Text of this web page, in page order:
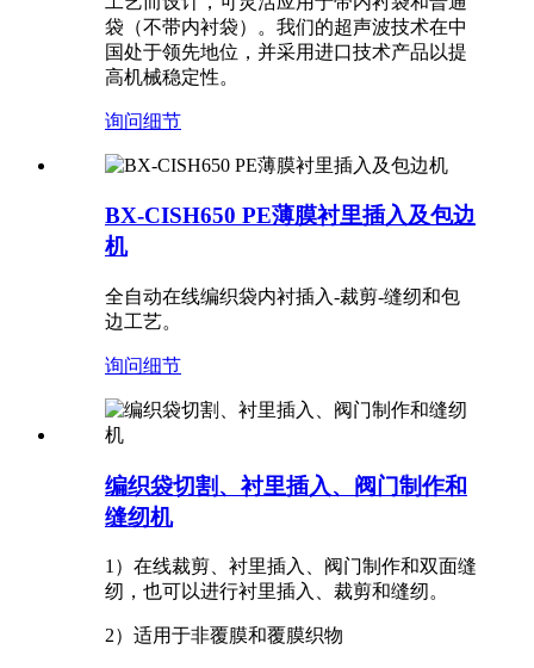
袋（不带内衬袋）。我们的超声波技术在中
国处于领先地位，并采用进口技术产品以提
高机械稳定性。
询问细节
BX-CISH650 PE薄膜衬里插入及包边
机
全自动在线编织袋内衬插入-裁剪-缝纫和包
边工艺。
询问细节
编织袋切割、衬里插入、阀门制作和
缝纫机
1）在线裁剪、衬里插入、阀门制作和双面缝
纫，也可以进行衬里插入、裁剪和缝纫。
2）适用于非覆膜和覆膜织物